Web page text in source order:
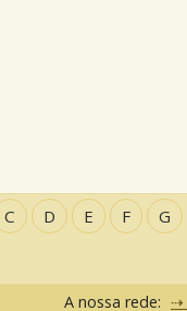
C D E F G
A nossa rede: